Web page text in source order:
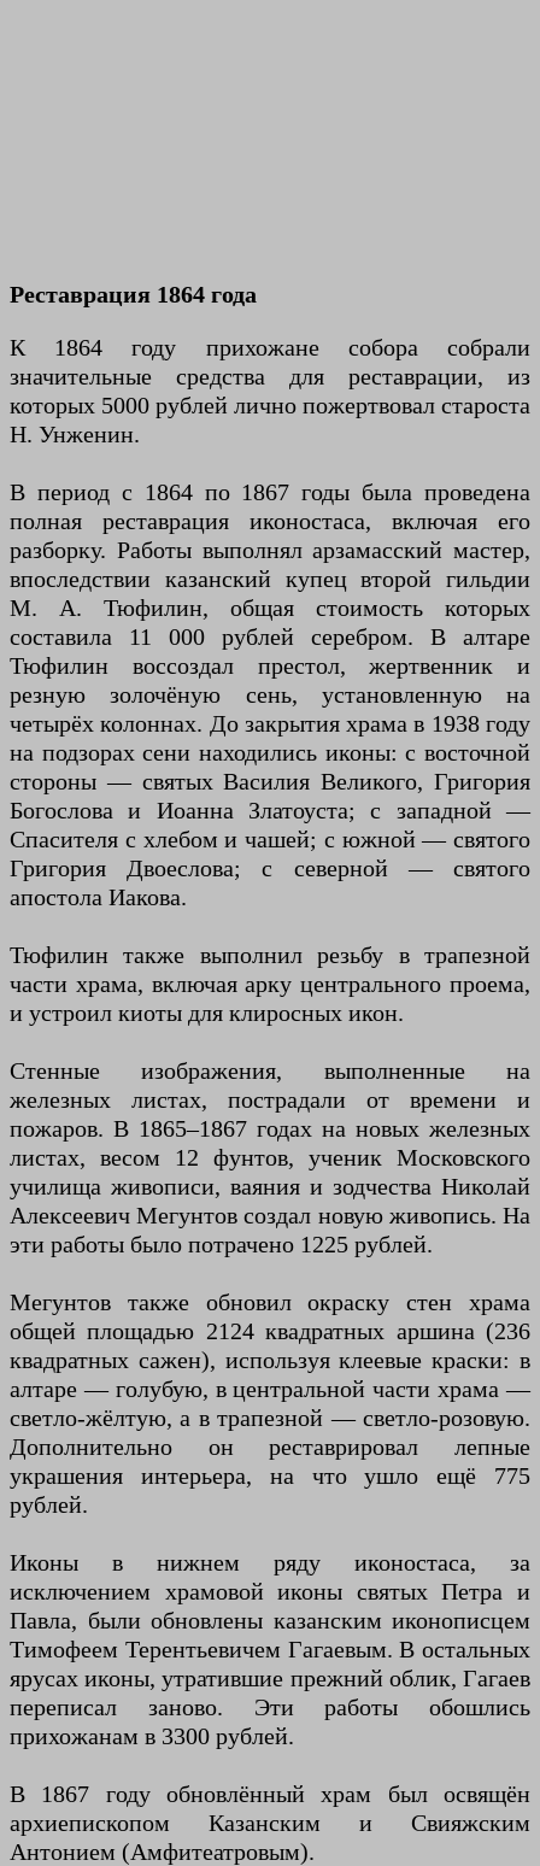
Реставрация 1864 года
К 1864 году прихожане собора собрали
значительные средства для реставрации, из
которых 5000 рублей лично пожертвовал староста
Н. Унженин.
В период с 1864 по 1867 годы была проведена
полная реставрация иконостаса, включая его
разборку. Работы выполнял арзамасский мастер,
впоследствии казанский купец второй гильдии
М. А. Тюфилин, общая стоимость которых
составила 11 000 рублей серебром. В алтаре
Тюфилин воссоздал престол, жертвенник и
резную золочёную сень, установленную на
четырёх колоннах. До закрытия храма в 1938 году
на подзорах сени находились иконы: с восточной
стороны — святых Василия Великого, Григория
Богослова и Иоанна Златоуста; с западной —
Спасителя с хлебом и чашей; с южной — святого
Григория Двоеслова; с северной — святого
апостола Иакова.
Тюфилин также выполнил резьбу в трапезной
части храма, включая арку центрального проема,
и устроил киоты для клиросных икон.
Стенные изображения, выполненные на
железных листах, пострадали от времени и
пожаров. В 1865–1867 годах на новых железных
листах, весом 12 фунтов, ученик Московского
училища живописи, ваяния и зодчества Николай
Алексеевич Мегунтов создал новую живопись. На
эти работы было потрачено 1225 рублей.
Мегунтов также обновил окраску стен храма
общей площадью 2124 квадратных аршина (236
квадратных сажен), используя клеевые краски: в
алтаре — голубую, в центральной части храма —
светло-жёлтую, а в трапезной — светло-розовую.
Дополнительно он реставрировал лепные
украшения интерьера, на что ушло ещё 775
рублей.
Иконы в нижнем ряду иконостаса, за
исключением храмовой иконы святых Петра и
Павла, были обновлены казанским иконописцем
Тимофеем Терентьевичем Гагаевым. В остальных
ярусах иконы, утратившие прежний облик, Гагаев
переписал заново. Эти работы обошлись
прихожанам в 3300 рублей.
В 1867 году обновлённый храм был освящён
архиепископом Казанским и Свияжским
Антонием (Амфитеатровым).